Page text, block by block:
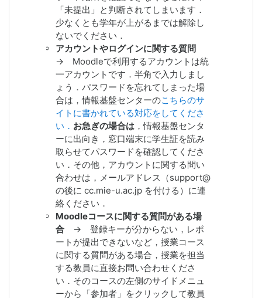
リティアップデートを実施した．
2021/10/19 教員ユーザも学生登録し
グループ化することで利用制限をかけ
られるように設定変更
2021/09/11 ChromeとEdgeでコース
フォーマット切り替え時に発生する不
具合を解消（CSSコード改変）
2021/09/07 コースを選択表示できる
My enrolled coursesプラグインをイン
ストール → 深刻なな不具合が発生
したため使用を中止（9/28）
2021/08/23 夏季集中メンテナンス
（仮想サーバのメンテナンス）
2021/07/30 高機能なHTML5コンテ
ンツを追加できるH5Pプラグインをイ
ンストール
2021/05/19 動画コンテンツ提供シス
テムCLEVASのアップグレード
2021/03/18 メンテナンス作業の実施
（SSDに移行）
2021/03/16 サーバ証明書の更新＆サ
ーバメンテナンス前のコース掃除（ゴ
ミ箱の掃除）
「未提出」と判断されてしまいます．
少なくとも学年が上がるまでは解除し
ないでください．
アカウントやログインに関する質問
→ Moodleで利用するアカウントは統
一アカウントです．半角で入力しまし
ょう．パスワードを忘れてしまった場
合は，情報基盤センターのこちらのサ
イトに書かれている対応をしてくださ
い． お急ぎの場合は ，情報基盤センタ
ーに出向き，窓口端末に学生証を読み
取らせてパスワードを確認してくださ
い．その他，アカウントに関する問い
合わせは，メールアドレス（support@
の後に cc.mie-u.ac.jp を付ける）に連
絡ください．
Moodleコースに関する質問がある場
合
→ 登録キーが分からない， レポ
ート が提出できないなど，授業コース
に関する質問がある場合， 授業を担当
する教員に直接お問い合わせくださ
い．そのコースの左側のサイドメニュ
ーから「参加者」をクリックして教員